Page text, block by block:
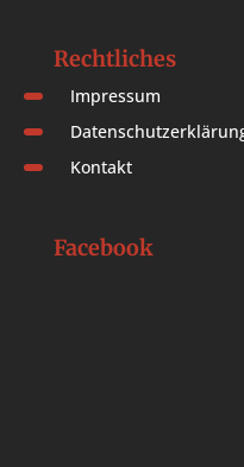
Rechtliches
Impressum
Kontakt
Facebook